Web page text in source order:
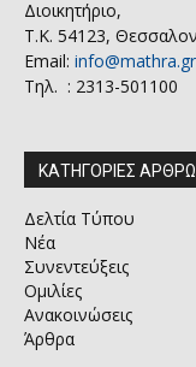
Διοικητήριο,
Τ.Κ. 54123,
Email: info@mathra.gr
Τηλ. : 2313-501100
ΚΑΤΗΓΟΡΙΕΣ
Δελτία Τύπου
Νέα
Συνεντεύξεις
Ομιλίες
Ανακοινώσεις
Άρθρα